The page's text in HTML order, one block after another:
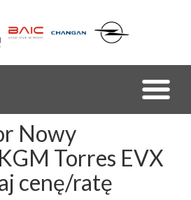
Nowy
Torres EVX
cenę/ratę